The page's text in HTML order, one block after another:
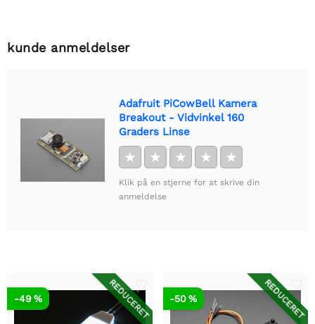
kunde anmeldelser
Adafruit PiCowBell Kamera
Breakout - Vidvinkel 160
Graders Linse
★ ★ ★ ★ ★
Klik på en stjerne for at skrive din
anmeldelse
REDUCERET
-49 % REDUCERET
-50 %